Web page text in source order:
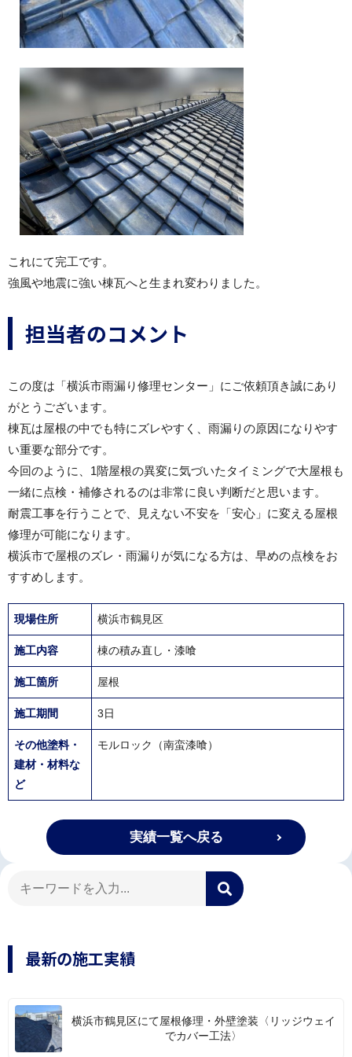
これにて完工です。
強風や地震に強い棟瓦へと生まれ変わりました。
担当者のコメント
この度は「横浜市雨漏り修理センター」にご依頼頂き誠にあり
がとうございます。
棟瓦は屋根の中でも特にズレやすく、雨漏りの原因になりやす
い重要な部分です。
今回のように、1階屋根の異変に気づいたタイミングで大屋根も
一緒に点検・補修されるのは非常に良い判断だと思います。
耐震工事を行うことで、見えない不安を「安心」に変える屋根
修理が可能になります。
横浜市で屋根のズレ・雨漏りが気になる方は、早めの点検をお
すすめします。
現場住所 横浜市鶴見区
施工内容 棟の積み直し・漆喰
施工箇所 屋根
施工期間 3日
その他塗料・
建材・材料な
ど
モルロック（南蛮漆喰）
実績一覧へ戻る
最新の施工実績
横浜市鶴見区にて屋根修理・外壁塗装〈リッジウェイ
でカバー工法〉